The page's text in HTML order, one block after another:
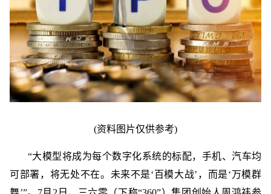
(资料图片仅供参考)
“大模型将成为每个数字化系统的标配，手机、汽车均
可部署，将无处不在。未来不是‘百模大战’，而是‘万模群